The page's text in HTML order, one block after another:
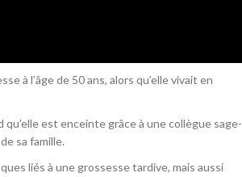
à l’âge de 50 ans, alors qu’elle vivait en
est enceinte grâce à une collègue sage-
sa famille.
liés à une grossesse tardive, mais aussi